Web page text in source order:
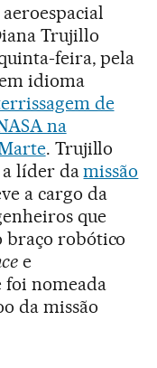
Trujillo
feira, pela
idioma
de
na
. Trujillo
a líder damissão
a cargo da
que
braço robótico
e
foi nomeada
da missão